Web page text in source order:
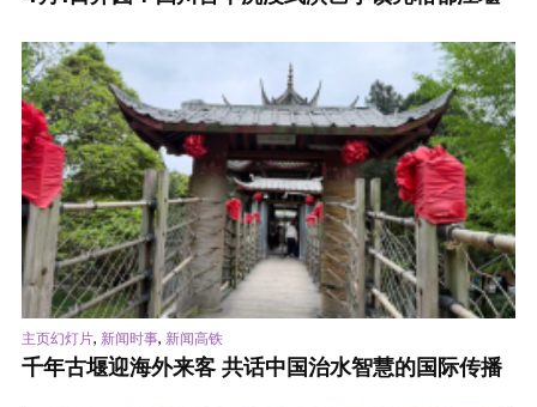
主页幻灯片, 新闻时事, 新闻高铁
千年古堰迎海外来客 共话中国治水智慧的国际传播